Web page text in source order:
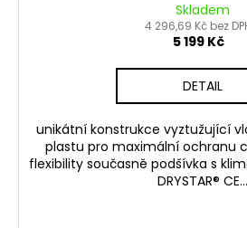
Skladem
4 296,69 Kč bez
5 199 Kč
DETAIL
unikátní konstrukce vyztužující
plastu pro maximální ochranu
flexibility současně podšívka s
DRYSTAR® CE...